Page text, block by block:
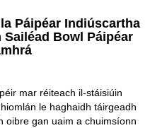
Páipéar Indiúscartha
Bowl Páipéar
mar réiteach il-stáisiúin
le haghaidh táirgeadh
oibre gan uaim a chuimsíonn